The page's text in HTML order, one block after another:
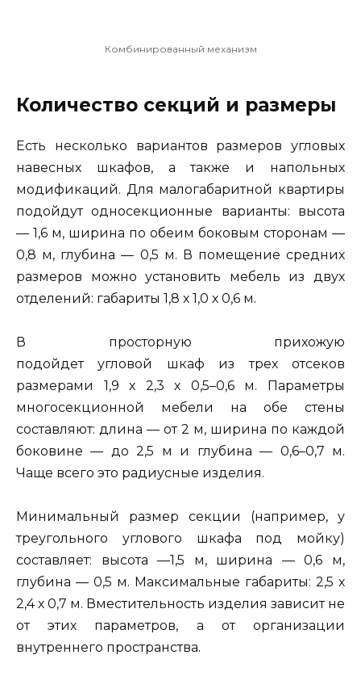
Комбинированный механизм
Количество секций и размеры
Есть несколько вариантов размеров угловых
навесных шкафов, а также и напольных
модификаций. Для малогабаритной квартиры
подойдут односекционные варианты: высота
— 1,6 м, ширина по обеим боковым сторонам —
0,8 м, глубина — 0,5 м. В помещение средних
размеров можно установить мебель из двух
отделений: габариты 1,8 х 1,0 х 0,6 м.
В просторную прихожую
подойдет угловой шкаф из трех отсеков
размерами 1,9 х 2,3 х 0,5–0,6 м. Параметры
многосекционной мебели на обе стены
составляют: длина — от 2 м, ширина по каждой
боковине — до 2,5 м и глубина — 0,6–0,7 м.
Чаще всего это радиусные изделия.
Минимальный размер секции (например, у
треугольного углового шкафа под мойку)
составляет: высота —1,5 м, ширина — 0,6 м,
глубина — 0,5 м. Максимальные габариты: 2,5 х
2,4 х 0,7 м. Вместительность изделия зависит не
от этих параметров, а от организации
внутреннего пространства.